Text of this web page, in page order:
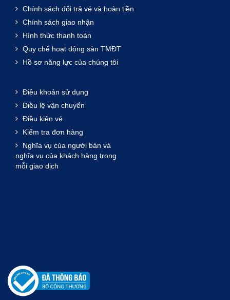
Chính sách đổi trả vé và hoàn tiền
Chính sách giao nhận
Hình thức thanh toán
Quy chế hoạt động sàn TMĐT
Hồ sơ năng lực của chúng tôi
Điều khoản sử dụng
Điều lệ vận chuyển
Điều kiện vé
Kiểm tra đơn hàng
Nghĩa vụ của người bán và
nghĩa vụ của khách hàng trong
mỗi giao dịch